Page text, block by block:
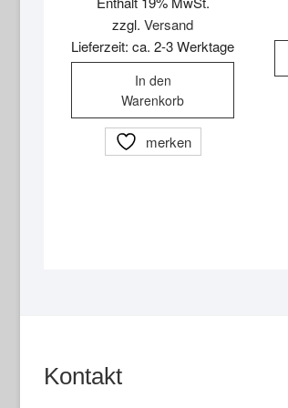
zzgl.Versand
Lieferzeit: ca. 2-3 Werktage
In den
Warenkorb
merken
Kontakt